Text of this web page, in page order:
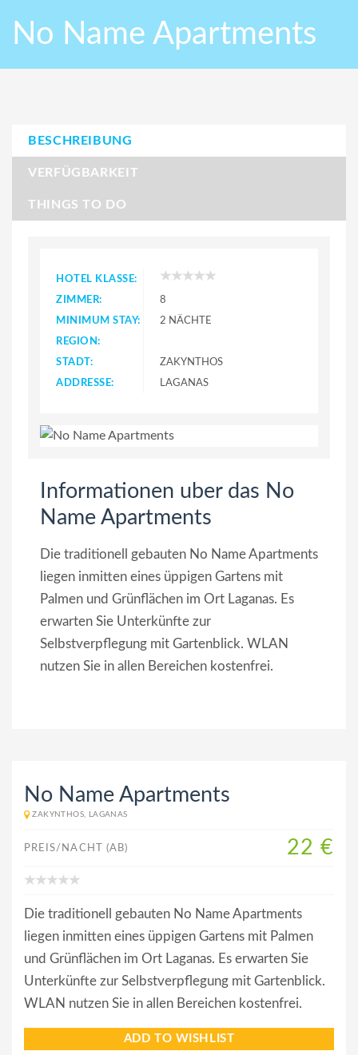
No Name Apartments
BESCHREIBUNG
VERFÜGBARKEIT
THINGS TO DO
HOTEL KLASSE:
ZIMMER:
8
MINIMUM STAY:
2 NÄCHTE
REGION:
STADT:
ZAKYNTHOS
ADDRESSE:
LAGANAS
Informationen uber das No
Name Apartments
Die traditionell gebauten No Name Apartments
liegen inmitten eines üppigen Gartens mit
Palmen und Grünflächen im Ort Laganas. Es
erwarten Sie Unterkünfte zur
Selbstverpflegung mit Gartenblick. WLAN
nutzen Sie in allen Bereichen kostenfrei.
No Name Apartments
ZAKYNTHOS, LAGANAS
PREIS/NACHT (AB) 22 €
Die traditionell gebauten No Name Apartments
liegen inmitten eines üppigen Gartens mit Palmen
und Grünflächen im Ort Laganas. Es erwarten Sie
Unterkünfte zur Selbstverpflegung mit Gartenblick.
WLAN nutzen Sie in allen Bereichen kostenfrei.
ADD TO WISHLIST